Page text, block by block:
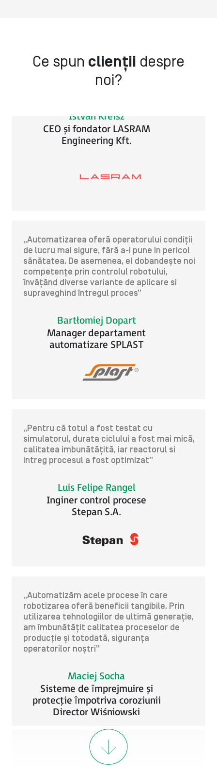
Ce spun clienții despre
noi?
„Ca urmare a cooperării noastre cu ASTOR,
Lasram Engineering este capabilă să își
dezvolte în mod continuu afacerea cu
István Kreisz
CEO și fondator LASRAM
Engineering Kft.
„Automatizarea oferă operatorului condiții
de lucru mai sigure, fără a-i pune in pericol
sănătatea. De asemenea, el dobandește noi
competențe prin controlul robotului,
învățănd diverse variante de aplicare si
supraveghind întregul proces”
Bartłomiej Dopart
Manager departament
automatizare SPLAST
„Pentru că totul a fost testat cu
simulatorul, durata ciclului a fost mai mică,
calitatea imbunătățită, iar reactorul si
intreg procesul a fost optimizat”
Luis Felipe Rangel
Inginer control procese
Stepan S.A.
„Automatizăm acele procese în care
robotizarea oferă beneficii tangibile. Prin
utilizarea tehnologiilor de ultimă generație,
am îmbunătățit calitatea proceselor de
producție și totodată, siguranța
operatorilor noștri”
Maciej Socha​
Sisteme de împrejmuire și
protecție împotriva coroziunii
Director Wiśniowski